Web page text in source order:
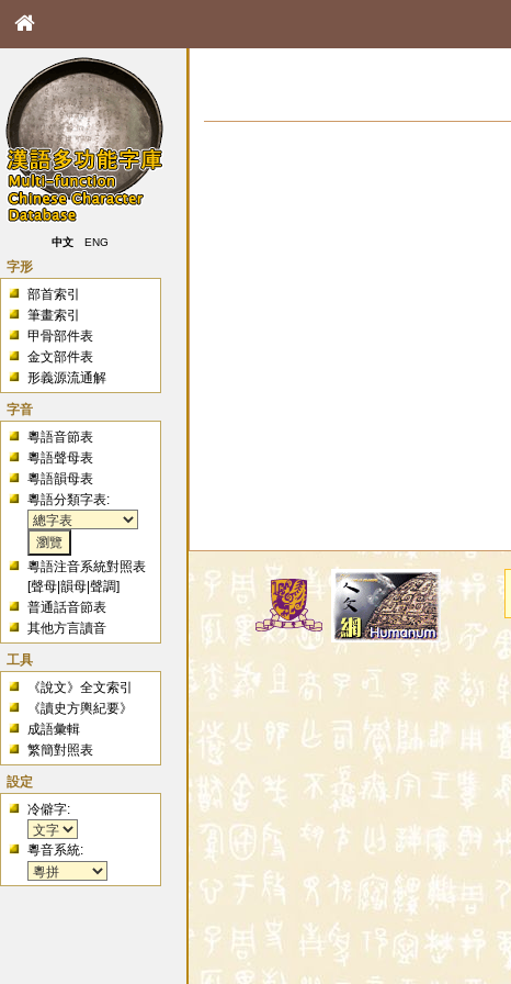
中文 ENG
字形
部首索引
筆畫索引
甲骨部件表
金文部件表
形義源流通解
字音
粵語音節表
粵語聲母表
粵語韻母表
粵語分類字表:
粵語注音系統對照表
[聲母 |韻母 |聲調]
普通話音節表
其他方言讀音
工具
《說文》全文索引
《讀史方輿紀要》
成語彙輯
繁簡對照表
設定
冷僻字:
粵音系統: